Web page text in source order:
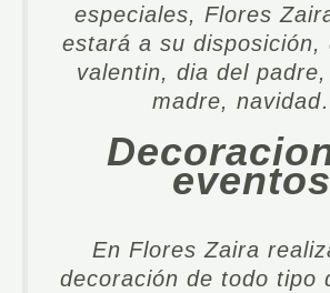
especiales, Flores
estará a su disposición,
valentin, dia del
madre,
eventos
En Flores Zaira
decoración de todo tipo